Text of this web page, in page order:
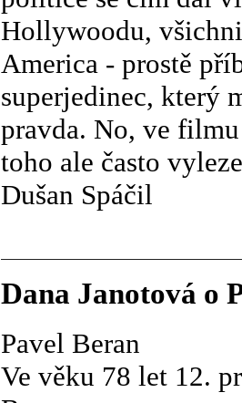
Hollywoodu,
America - prostě
superjedinec, který
pravda. No, ve
toho ale často
Dušan Spáčil
Dana Janotová o
Pavel Beran
Ve věku 78 let 12.